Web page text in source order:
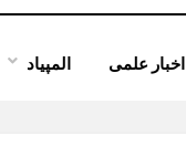
اخبار علمی المپیاد